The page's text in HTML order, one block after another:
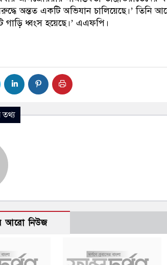
বিরুদ্ধে অন্তত একটি অভিযান চালিয়েছে।’
গাড়ি ধ্বংস হয়েছে।’ এএফপি।
আরো নিউজ